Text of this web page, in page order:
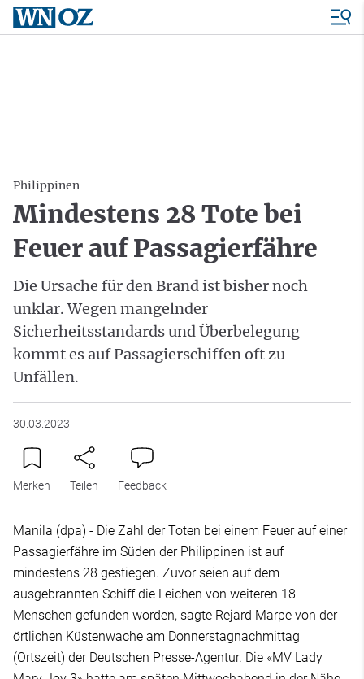
Philippinen
Mindestens 28 Tote bei
Feuer auf Passagierfähre
Die Ursache für den Brand ist bisher noch
unklar. Wegen mangelnder
Sicherheitsstandards und Überbelegung
kommt es auf Passagierschiffen oft zu
Unfällen.
30.03.2023
Merken Teilen Feedback
Manila (dpa) - Die Zahl der Toten bei einem Feuer auf einer
Passagierfähre im Süden der Philippinen ist auf
mindestens 28 gestiegen. Zuvor seien auf dem
ausgebrannten Schiff die Leichen von weiteren 18
Menschen gefunden worden, sagte Rejard Marpe von der
örtlichen Küstenwache am Donnerstagnachmittag
(Ortszeit) der Deutschen Presse-Agentur. Die «MV Lady